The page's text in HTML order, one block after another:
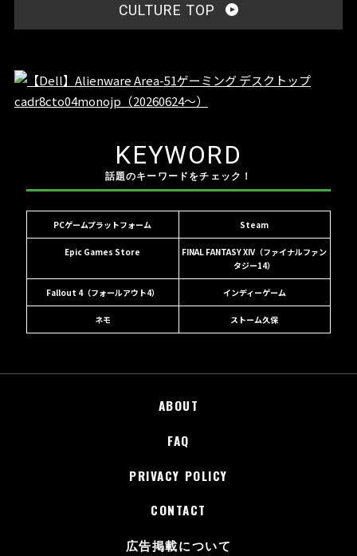
CULTURE TOP
KEYWORD
話題のキーワードをチェック！
PCゲームプラットフォーム Steam
Epic Games Store
FINAL FANTASY XIV（ファイナルファン
タジー14）
Fallout 4（フォールアウト4） インディーゲーム
ネモ ストーム久保
ABOUT
FAQ
PRIVACY POLICY
CONTACT
広告掲載について